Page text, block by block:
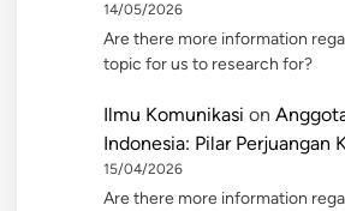
14/05/2026
Are there more information
topic for us to research for?
Ilmu Komunikasi on
Indonesia: Pilar Perjuangan
15/04/2026
Are there more information